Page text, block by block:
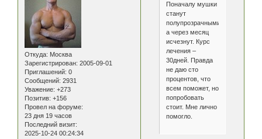
Откуда: Москва
Зарегистрирован: 2005-09-01
Приглашений: 0
Сообщений: 2931
Уважение: +273
Позитив: +156
Провел на форуме:
23 дня 19 часов
Последний визит:
2025-10-24 00:24:34
Поначалу мушки
станут
полупрозрачными,
а через месяц
исчезнут. Курс
лечения –
30дней. Правда
не даю сто
процентов, что
всем поможет, но
попробовать
стоит. Мне лично
помогло.